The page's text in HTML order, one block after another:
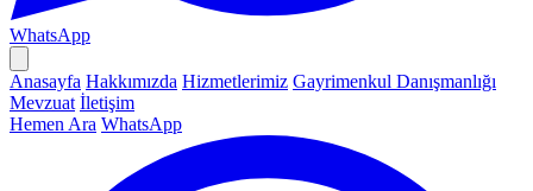
WhatsApp
Anasayfa Hakkımızda Hizmetlerimiz Gayrimenkul Danışmanlığı
Mevzuat İletişim
Hemen Ara WhatsApp